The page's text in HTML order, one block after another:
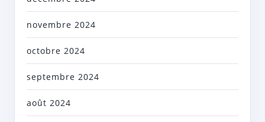
novembre 2024
octobre 2024
septembre 2024
août 2024